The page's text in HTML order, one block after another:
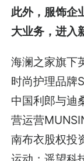
此外，服饰企
大业务，进入
海澜之家旗下
时尚护理品牌
中国利郎与迪
营运营
南布衣股权投